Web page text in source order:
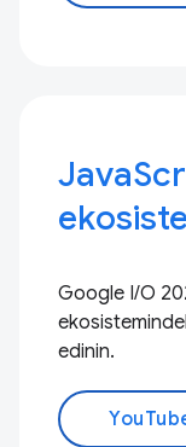
Google I/O
edinin.